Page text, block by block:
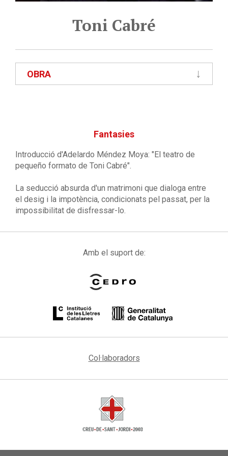
Toni Cabré
OBRA
Fantasies
Introducció d'Adelardo Méndez Moya: "El teatro de
pequeño formato de Toni Cabré".
La seducció absurda d'un matrimoni que dialoga entre
el desig i la impotència, condicionats pel passat, per la
impossibilitat de disfressar-lo.
Amb el suport de:
Col·laboradors